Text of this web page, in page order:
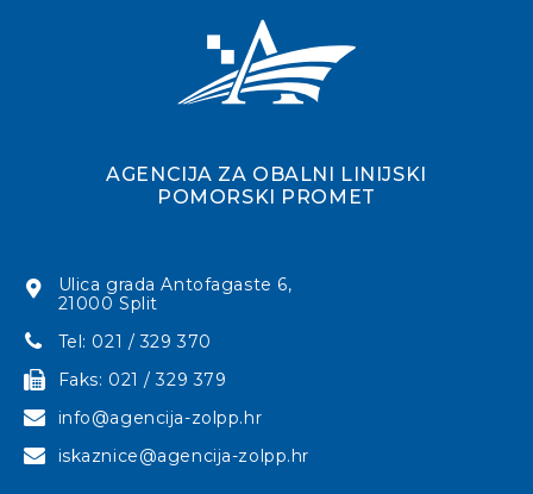
AGENCIJA ZA OBALNI LINIJSKI
POMORSKI PROMET
Ulica grada Antofagaste 6,
21000 Split
Tel: 021 / 329 370
Faks: 021 / 329 379
info@agencija-zolpp.hr
iskaznice@agencija-zolpp.hr